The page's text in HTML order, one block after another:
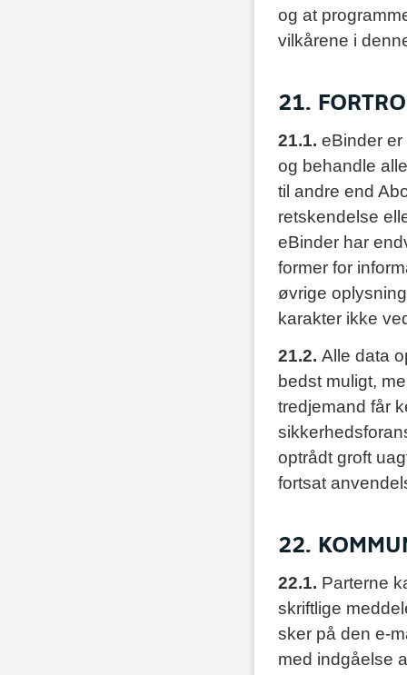
og at
vilkårene i
21.
21.1. eBinder
og behandle
til andre end
retskendelse
eBinder har
former for
øvrige
karakter ikke
21.2. Alle data
bedst muligt,
tredjemand får
optrådt groft
fortsat
22.
22.1. Parterne
skriftlige
sker på den e-
med indgåelse